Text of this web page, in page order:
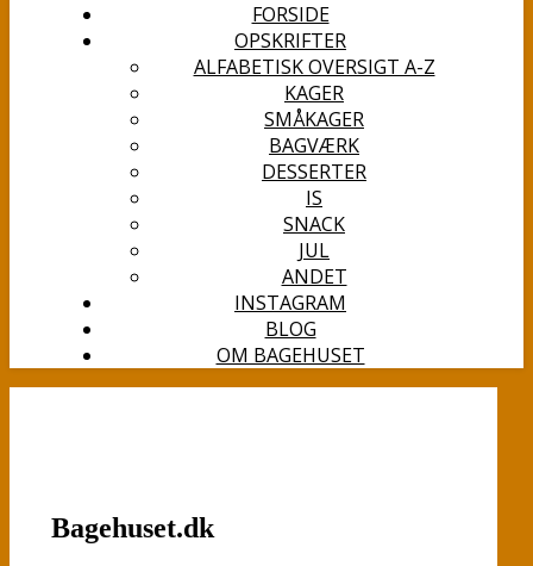
FORSIDE
OPSKRIFTER
ALFABETISK OVERSIGT A-Z
KAGER
SMÅKAGER
BAGVÆRK
DESSERTER
IS
SNACK
JUL
ANDET
INSTAGRAM
BLOG
OM BAGEHUSET
Bagehuset.dk